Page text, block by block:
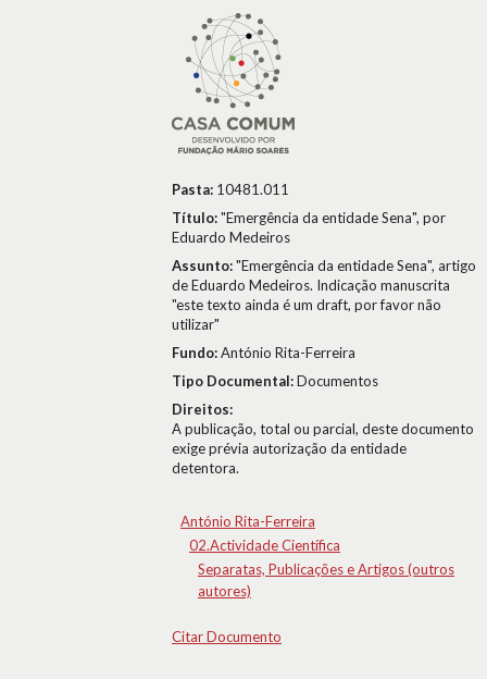
Pasta: 10481.011
Título:"Emergência da entidade Sena", por
Eduardo Medeiros
Assunto:"Emergência da entidade Sena", artigo
de Eduardo Medeiros. Indicação manuscrita
"este texto ainda é um draft, por favor não
utilizar"
Fundo:António Rita-Ferreira
Tipo Documental:Documentos
Direitos:
A publicação, total ou parcial, deste documento
exige prévia autorização da entidade
detentora.
António Rita-Ferreira
02.Actividade Científica
Separatas, Publicações e Artigos (outros
autores)
Citar Documento